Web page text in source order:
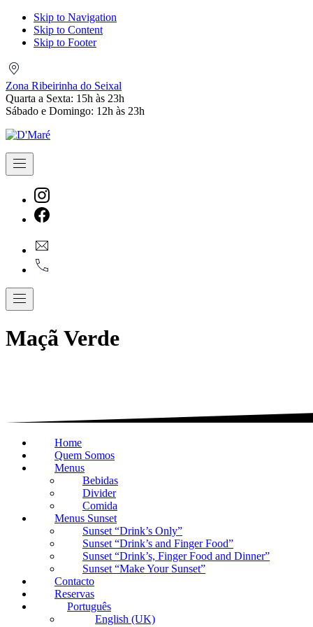
Skip to Navigation
Skip to Content
Skip to Footer
do
Seixal
Zona Ribeirinha do Seixal
Quarta a Sexta: 15h às 23h
Sábado e Domingo: 12h às 23h
Navigation
New
Window
Window
Navigation
Maçã Verde
Home
Quem Somos
Menus
Bebidas
Divider
Comida
Menus Sunset
Sunset “Drink’s Only”
Sunset “Drink’s and Finger Food”
Sunset “Drink’s, Finger Food and Dinner”
Sunset “Make Your Sunset”
Contacto
Reservas
Português
English (UK)